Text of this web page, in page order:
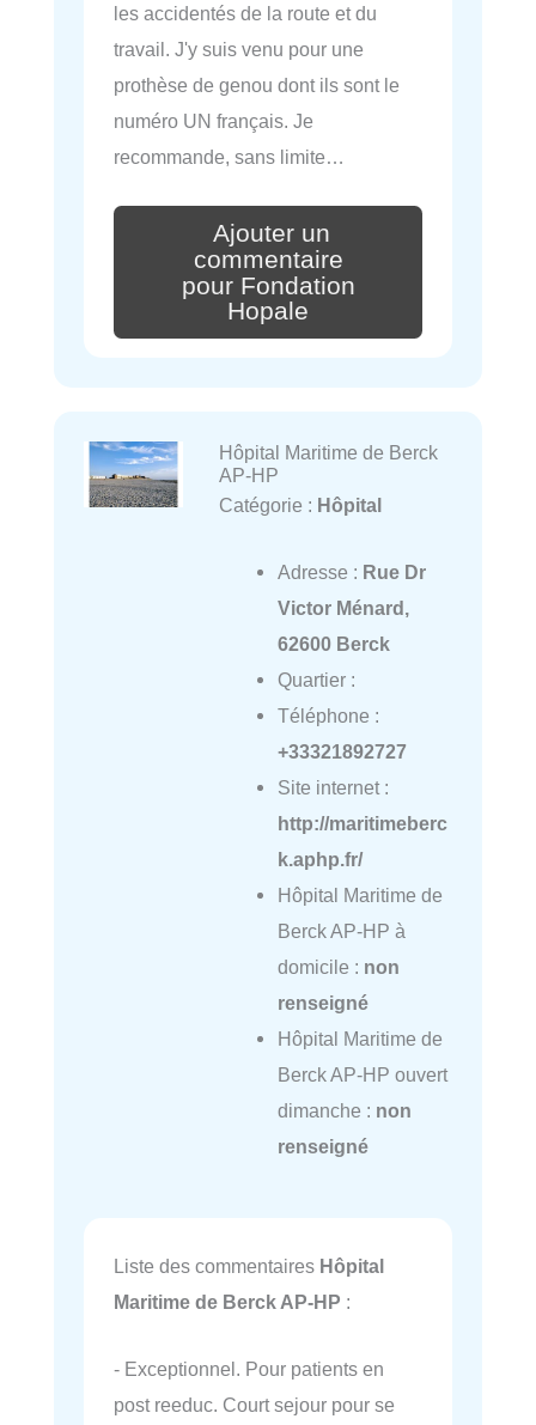
les accidentés de la route et du
travail. J'y suis venu pour une
prothèse de genou dont ils sont le
numéro UN français. Je
recommande, sans limite…
Ajouter un
commentaire
pour Fondation
Hopale
Hôpital Maritime de Berck
AP-HP
Catégorie : Hôpital
Adresse : Rue Dr
Victor Ménard,
62600 Berck
Quartier :
Téléphone :
+33321892727
Site internet :
http://maritimeberc
k.aphp.fr/
Hôpital Maritime de
Berck AP-HP à
domicile : non
renseigné
Hôpital Maritime de
Berck AP-HP ouvert
dimanche : non
renseigné
Liste des commentaires Hôpital
Maritime de Berck AP-HP :
- Exceptionnel. Pour patients en
post reeduc. Court sejour pour se